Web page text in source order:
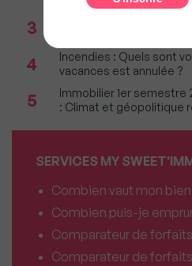
3
Immobilier : Ce que l’AI
4
Incendies : Quels sont
vacances est annulée ?
5
Immobilier 1er
: Climat et géopolitique
SERVICES MY
Combien vaut mon bien
Combien puis-je
Comparateur de
Comparateur de